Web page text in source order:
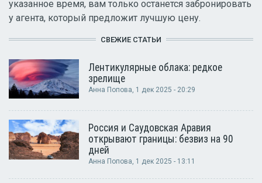
указанное время, вам только останется забронировать
у агента, который предложит лучшую цену.
СВЕЖИЕ СТАТЬИ
Лентикулярные облака: редкое
зрелище
Анна Попова, 1 дек 2025 - 20:29
Россия и Саудовская Аравия
открывают границы: безвиз на 90
дней
Анна Попова, 1 дек 2025 - 13:11